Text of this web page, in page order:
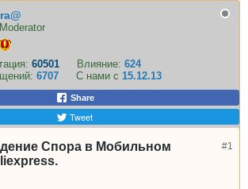
60501 Влияние: 624
6707 С нами с 15.12.13
Share
Tweet
#1
Спора в Мобильном